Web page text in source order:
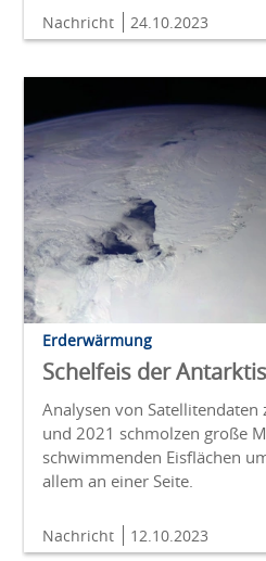
Nachricht 24.10.2023
Erderwärmung
Schelfeis der
Analysen von Satellitendaten
und 2021 schmolzen große
schwimmenden Eisflächen
allem an einer Seite.
Nachricht 12.10.2023